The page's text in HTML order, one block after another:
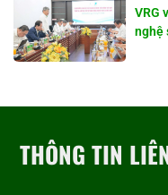
VRG
nghệ
THÔNG TIN